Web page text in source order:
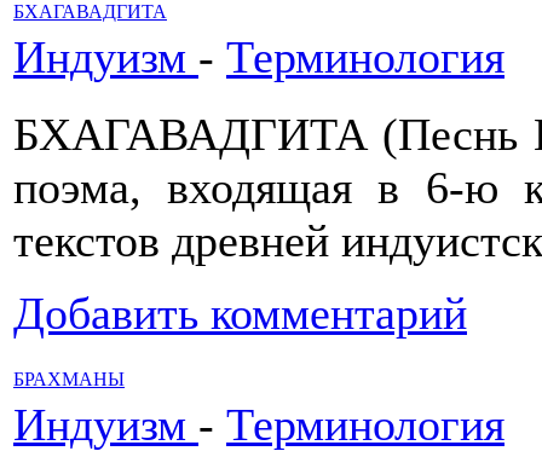
БХАГАВАДГИТА
Индуизм - Терминология
БХАГАВАДГИТА (Песнь
поэма, входящая в 6-ю
текстов древней
Добавить комментарий
БРАХМАНЫ
Индуизм - Терминология